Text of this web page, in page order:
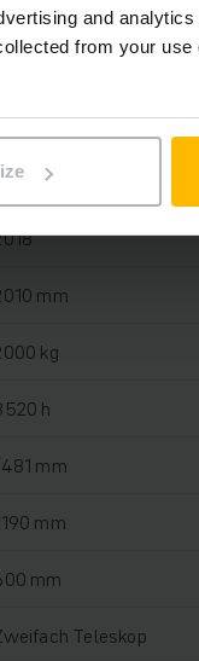
and
from your
Säure, 24 V / 375 Ah
mm
kg
h
mm
mm
mm
Teleskop